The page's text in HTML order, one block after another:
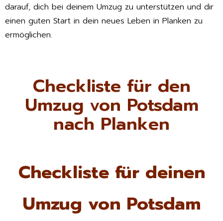
darauf, dich bei deinem Umzug zu unterstützen und dir
einen guten Start in dein neues Leben in Planken zu
ermöglichen.
Checkliste für den
Umzug von Potsdam
nach Planken
Checkliste für deinen
Umzug von Potsdam